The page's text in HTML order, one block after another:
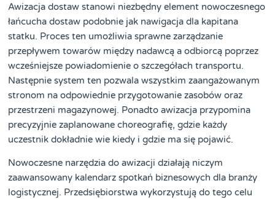
Awizacja dostaw stanowi niezbędny element nowoczesnego
łańcucha dostaw podobnie jak nawigacja dla kapitana
statku. Proces ten umożliwia sprawne zarządzanie
przepływem towarów między nadawcą a odbiorcą poprzez
wcześniejsze powiadomienie o szczegółach transportu.
Następnie system ten pozwala wszystkim zaangażowanym
stronom na odpowiednie przygotowanie zasobów oraz
przestrzeni magazynowej. Ponadto awizacja przypomina
precyzyjnie zaplanowane choreografię, gdzie każdy
uczestnik dokładnie wie kiedy i gdzie ma się pojawić.
Nowoczesne narzędzia do awizacji działają niczym
zaawansowany kalendarz spotkań biznesowych dla branży
logistycznej. Przedsiębiorstwa wykorzystują do tego celu